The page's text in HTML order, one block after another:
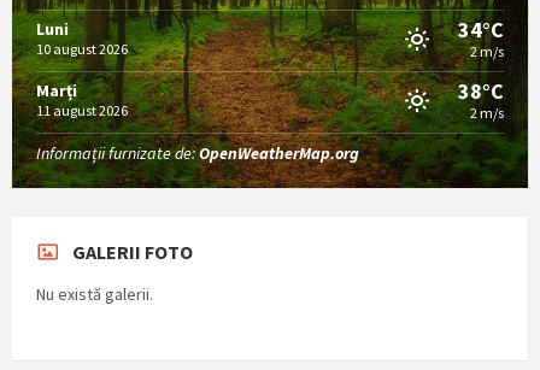
Luni
10 august 2026
34°C
2 m/s
Marți
11 august 2026
38°C
2 m/s
Informații furnizate de:OpenWeatherMap.org
GALERII FOTO
Nu există galerii.